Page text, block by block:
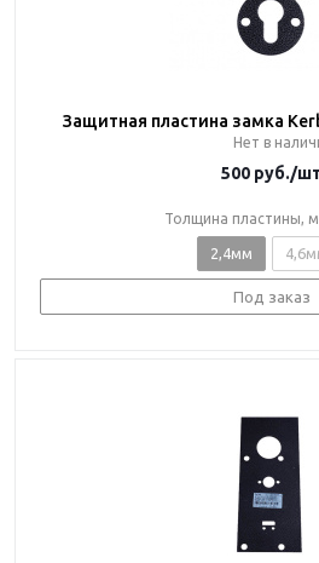
Защитная пластина замка
Нет в
500руб./
Толщина пластины,
2,4мм
Под заказ